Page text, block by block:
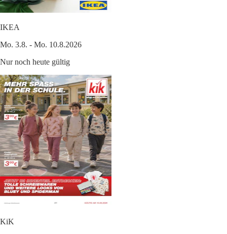
IKEA
Mo. 3.8. - Mo. 10.8.2026
Nur noch heute gültig
KiK